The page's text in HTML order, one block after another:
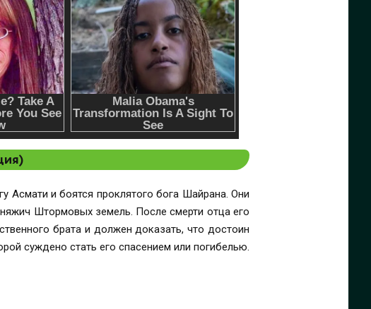
Асмати и боятся проклятого бога Шайрана. Они
Штормовых земель. После смерти отца его
брата и должен доказать, что достоин
суждено стать его спасением или погибелью.